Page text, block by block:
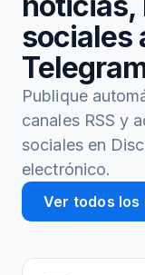
sociales
Publique
canales RSS y
sociales en
electrónico.
Ver todos los